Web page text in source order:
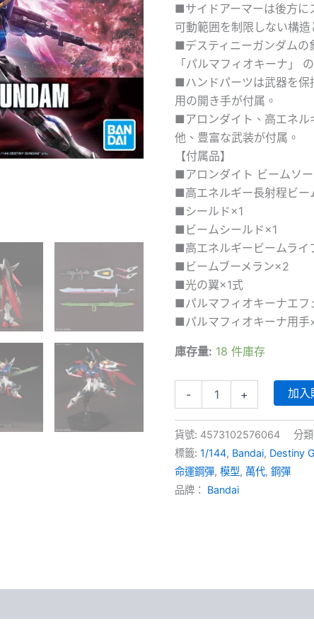
■サイドアーマーは後方に
可動範囲を制限しない構造
■デスティニーガンダムの
「パルマフィオキーナ」
■ハンドパーツは武器を保
用の開き手が付属。
■アロンダイト、高エネル
他、豊富な武装が付属。
【付属品】
■アロンダイト ビームソ
■高エネルギー長射程ビー
■シールド×1
■ビームシールド×1
■高エネルギービームライ
■ビームブーメラン×2
■光の翼×1式
■パルマフィオキーナエフ
■パルマフィオキーナ用手
庫存量: 18 件庫存
-
X42S
Destiny
Gundam
(1/144)
命
+ 加入
貨號: 4573102576064 分
標籤:1/144, Bandai, Destiny
命運鋼彈,模型,萬代,鋼彈
品牌： Bandai